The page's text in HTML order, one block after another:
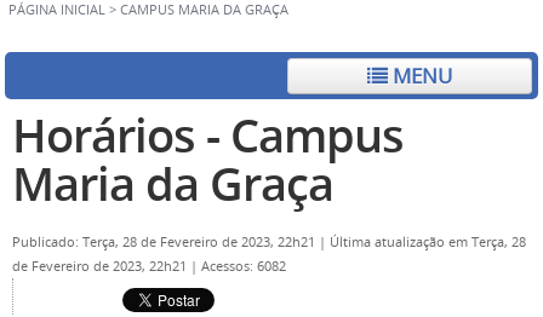
PÁGINA INICIAL > CAMPUS MARIA DA GRAÇA
MENU
Horários - Campus
Maria da Graça
Publicado: Terça, 28 de Fevereiro de 2023, 22h21 | Última atualização em Terça, 28
de Fevereiro de 2023, 22h21 | Acessos: 6082